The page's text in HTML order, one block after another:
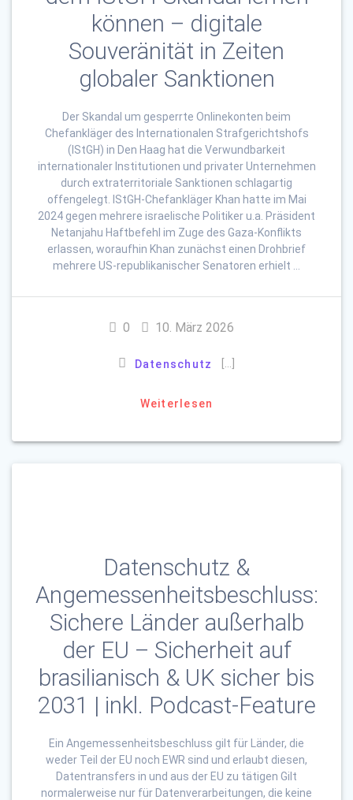
können – digitale
Souveränität in Zeiten
globaler Sanktionen
Der Skandal um gesperrte Onlinekonten beim
Chefankläger des Internationalen Strafgerichtshofs
(IStGH) in Den Haag hat die Verwundbarkeit
internationaler Institutionen und privater Unternehmen
durch extraterritoriale Sanktionen schlagartig
offengelegt. IStGH-Chefankläger Khan hatte im Mai
2024 gegen mehrere israelische Politiker u.a. Präsident
Netanjahu Haftbefehl im Zuge des Gaza-Konflikts
erlassen, woraufhin Khan zunächst einen Drohbrief
mehrere US-republikanischer Senatoren erhielt …
0 10. März 2026
Datenschutz
Weiterlesen
Datenschutz &
Angemessenheitsbeschluss:
Sichere Länder außerhalb
der EU – Sicherheit auf
brasilianisch & UK sicher bis
2031 | inkl. Podcast-Feature
Ein Angemessenheitsbeschluss gilt für Länder, die
weder Teil der EU noch EWR sind und erlaubt diesen,
Datentransfers in und aus der EU zu tätigen Gilt
normalerweise nur für Datenverarbeitungen, die keine